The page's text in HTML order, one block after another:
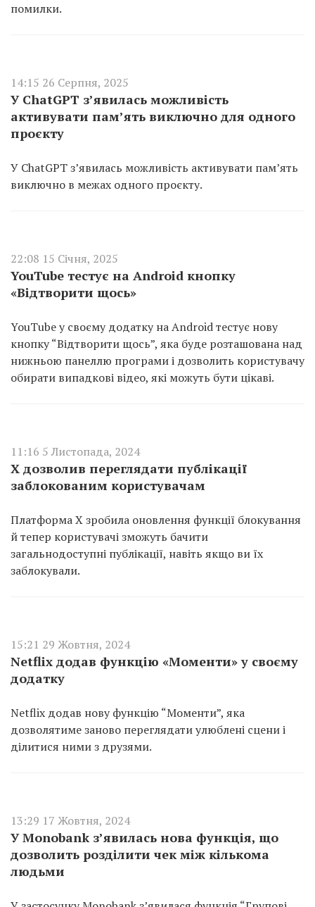
помилки.
14:15 26 Серпня, 2025
У ChatGPT з’явилась можливість
активувати пам’ять виключно для одного
проєкту
У ChatGPT з’явилась можливість активувати пам’ять
виключно в межах одного проєкту.
22:08 15 Січня, 2025
YouTube тестує на Android кнопку
«Відтворити щось»
YouTube у своєму додатку на Android тестує нову
кнопку “Відтворити щось”, яка буде розташована над
нижньою панеллю програми і дозволить користувачу
обирати випадкові відео, які можуть бути цікаві.
11:16 5 Листопада, 2024
X дозволив переглядати публікації
заблокованим користувачам
Платформа X зробила оновлення функції блокування
й тепер користувачі зможуть бачити
загальнодоступні публікації, навіть якщо ви їх
заблокували.
15:21 29 Жовтня, 2024
Netflix додав функцію «Моменти» у своєму
додатку
Netflix додав нову функцію “Моменти”, яка
дозволятиме заново переглядати улюблені сцени і
ділитися ними з друзями.
13:29 17 Жовтня, 2024
У Monobank з’явилась нова функція, що
дозволить розділити чек між кількома
людьми